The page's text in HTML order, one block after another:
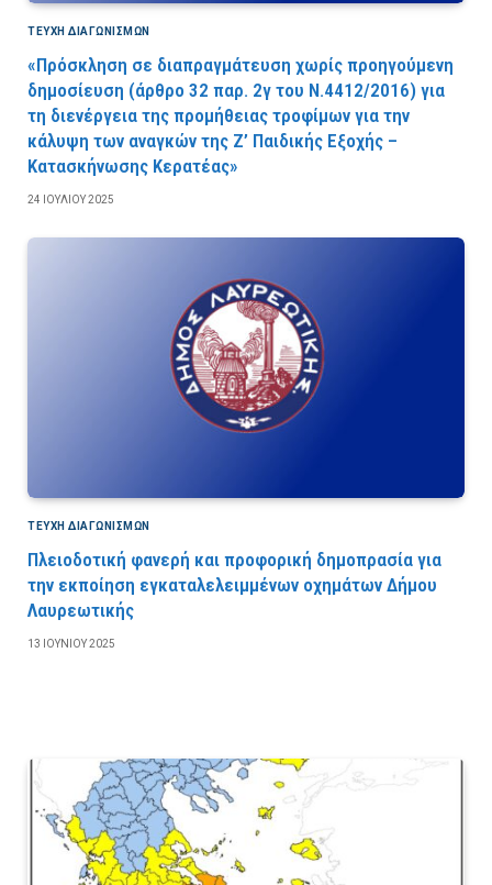
ΤΕΎΧΗ ΔΙΑΓΩΝΙΣΜΏΝ
«Πρόσκληση σε διαπραγμάτευση χωρίς προηγούμενη
δημοσίευση (άρθρο 32 παρ. 2γ του Ν.4412/2016) για
τη διενέργεια της προμήθειας τροφίμων για την
κάλυψη των αναγκών της Ζ’ Παιδικής Εξοχής –
Κατασκήνωσης Κερατέας»
24 ΙΟΥΛΊΟΥ 2025
ΤΕΎΧΗ ΔΙΑΓΩΝΙΣΜΏΝ
Πλειοδοτική φανερή και προφορική δημοπρασία για
την εκποίηση εγκαταλελειμμένων οχημάτων Δήμου
Λαυρεωτικής
13 ΙΟΥΝΊΟΥ 2025